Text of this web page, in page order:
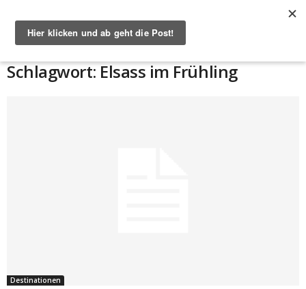
Schlagwort: Elsass im Frühling
Destinationen